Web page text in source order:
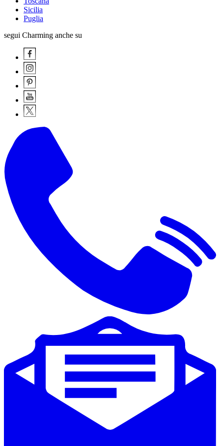
Sicilia
Puglia
segui Charming anche su